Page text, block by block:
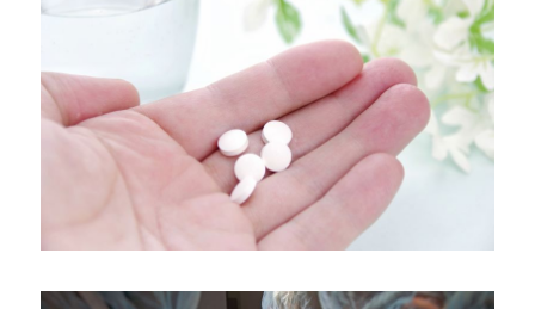
で
り
入
康
法